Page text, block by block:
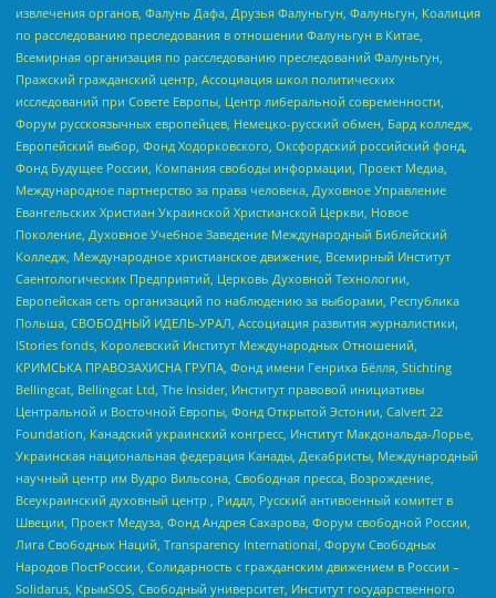
извлечения органов, Фалунь Дафа, Друзья Фалуньгун, Фалуньгун, Коалиция
по расследованию преследования в отношении Фалуньгун в Китае,
Всемирная организация по расследованию преследований Фалуньгун,
Пражский гражданский центр, Ассоциация школ политических
исследований при Совете Европы, Центр либеральной современности,
Форум русскоязычных европейцев, Немецко-русский обмен, Бард колледж,
Европейский выбор, Фонд Ходорковского, Оксфордский российский фонд,
Фонд Будущее России, Компания свободы информации, Проект Медиа,
Международное партнерство за права человека, Духовное Управление
Евангельских Христиан Украинской Христианской Церкви, Новое
Поколение, Духовное Учебное Заведение Международный Библейский
Колледж, Международное христианское движение, Всемирный Институт
Саентологических Предприятий, Церковь Духовной Технологии,
Европейская сеть организаций по наблюдению за выборами, Республика
Польша, СВОБОДНЫЙ ИДЕЛЬ-УРАЛ, Ассоциация развития журналистики,
IStories fonds, Королевский Институт Международных Отношений,
КРИМСЬКА ПРАВОЗАХИСНА ГРУПА, Фонд имени Генриха Бёлля, Stichting
Bellingcat, Bellingcat Ltd, The Insider, Институт правовой инициативы
Центральной и Восточной Европы, Фонд Открытой Эстонии, Calvert 22
Foundation, Канадский украинский конгресс, Институт Макдональда-Лорье,
Украинская национальная федерация Канады, Декабристы, Международный
научный центр им Вудро Вильсона, Свободная пресса, Возрождение,
Всеукраинский духовный центр , Риддл, Русский антивоенный комитет в
Швеции, Проект Медуза, Фонд Андрея Сахарова, Форум свободной России,
Лига Свободных Наций, Transparеncy International, Форум Свободных
Народов ПостРоссии, Солидарность с гражданским движением в России –
Solidarus, КрымSOS, Свободный университет, Институт государственного